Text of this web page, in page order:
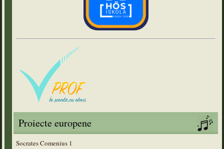
Proiecte europene
Socrates Comenius 1